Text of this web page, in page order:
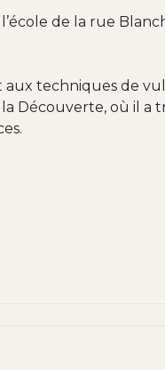
de la rue
techniques de
Découverte, où il